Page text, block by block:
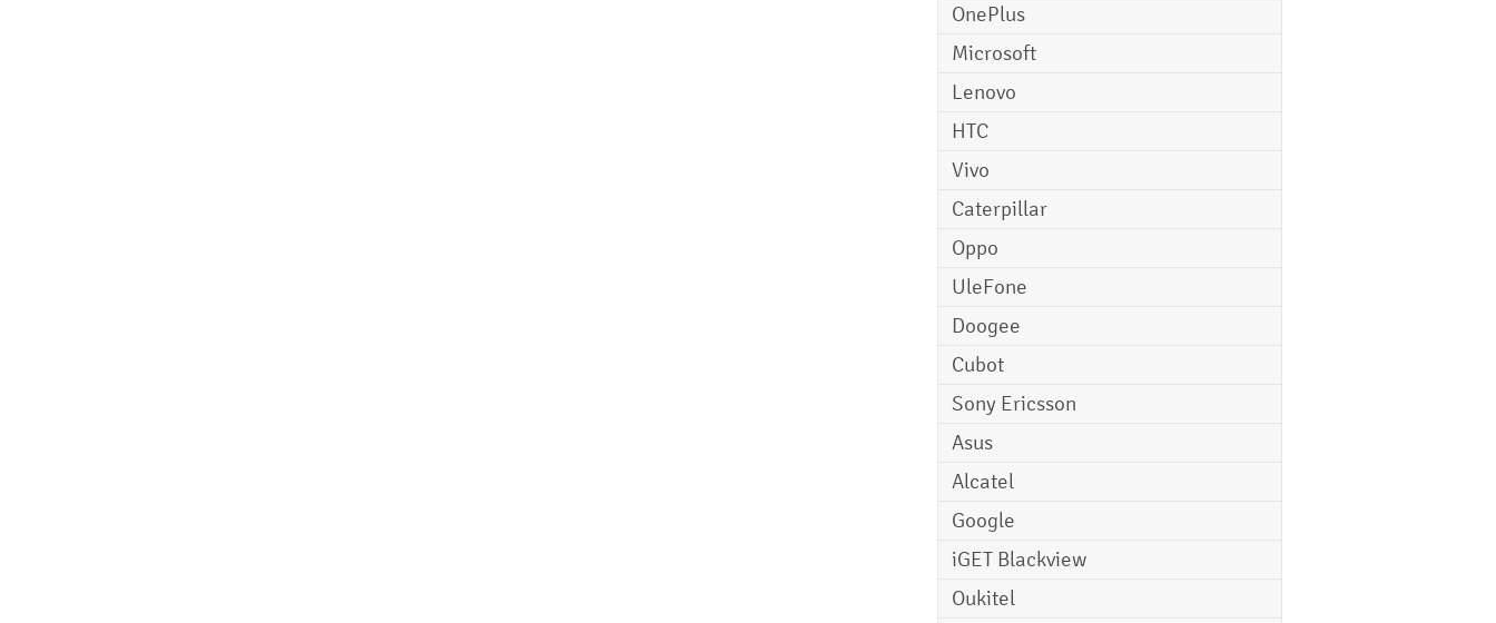
OnePlus
Microsoft
Lenovo
HTC
Vivo
Caterpillar
Oppo
UleFone
Doogee
Cubot
Sony Ericsson
Asus
Alcatel
Google
iGET Blackview
Oukitel